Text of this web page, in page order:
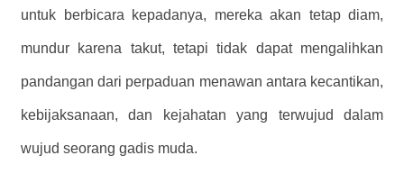
untuk berbicara kepadanya, mereka akan tetap diam,
mundur karena takut, tetapi tidak dapat mengalihkan
pandangan dari perpaduan menawan antara kecantikan,
kebijaksanaan, dan kejahatan yang terwujud dalam
wujud seorang gadis muda.